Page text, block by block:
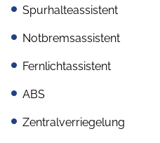
Spurhalteassistent
Notbremsassistent
Fernlichtassistent
ABS
Zentralverriegelung